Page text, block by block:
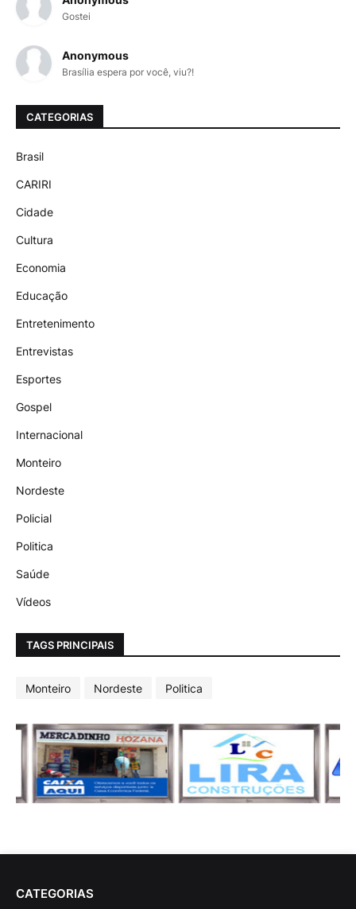
Gostei
Anonymous
Brasília espera por você, viu?!
CATEGORIAS
Brasil
CARIRI
Cidade
Cultura
Economia
Educação
Entretenimento
Entrevistas
Esportes
Gospel
Internacional
Monteiro
Nordeste
Policial
Politica
Saúde
Vídeos
TAGS PRINCIPAIS
Monteiro Nordeste Politica
CATEGORIAS